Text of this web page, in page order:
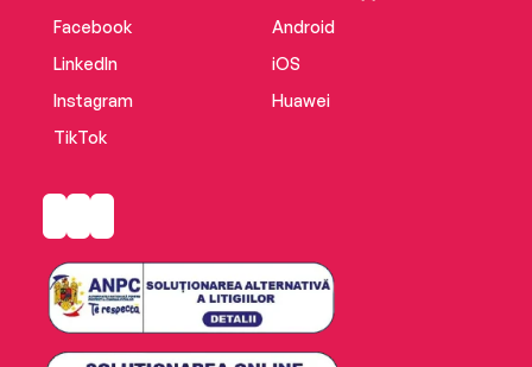
Facebook
LinkedIn
Instagram
TikTok
Android
iOS
Huawei